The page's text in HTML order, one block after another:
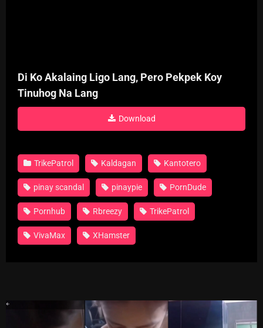
Di Ko Akalaing Ligo Lang, Pero Pekpek Koy
Tinuhog Na Lang
Download
TrikePatrol Kaldagan Kantotero
pinay scandal pinaypie PornDude
Pornhub Rbreezy TrikePatrol
VivaMax XHamster